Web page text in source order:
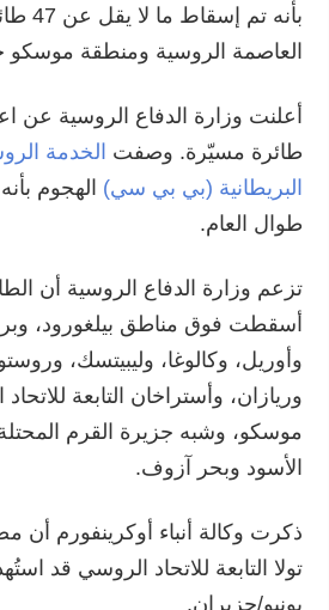
بأنه
العاصمة الروسية ومنطقة موسكو
طائرة مسيّرة. وصفت الخدمة
البريطانية (بي بي سي) الهجوم
طوال العام.
تزعم وزارة الدفاع الروسية أن
أسقطت فوق مناطق بيلغورود،
وأوريل، وكالوغا، وليبيتسك،
وريازان، وأستراخان التابعة
موسكو، وشبه جزيرة القرم المحتلة
الأسود وبحر آزوف.
ذكرت وكالة أنباء أوكرينفورم
يونيو/حزيران.